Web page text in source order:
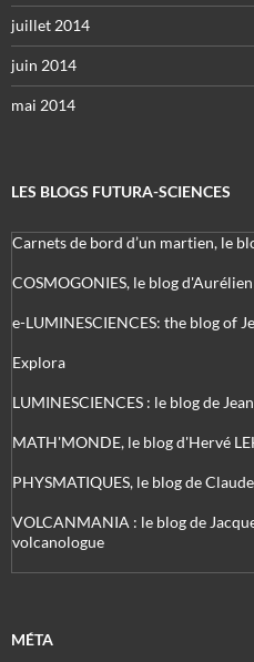
juillet 2014
juin 2014
mai 2014
LES BLOGS FUTURA-SCIENCES
Carnets de bord d’un martien, le
COSMOGONIES, le blog
e-LUMINESCIENCES: the blog of
Explora
LUMINESCIENCES : le blog de
MATH'MONDE, le blog d'Hervé
PHYSMATIQUES, le blog de
VOLCANMANIA : le blog de
volcanologue
MÉTA